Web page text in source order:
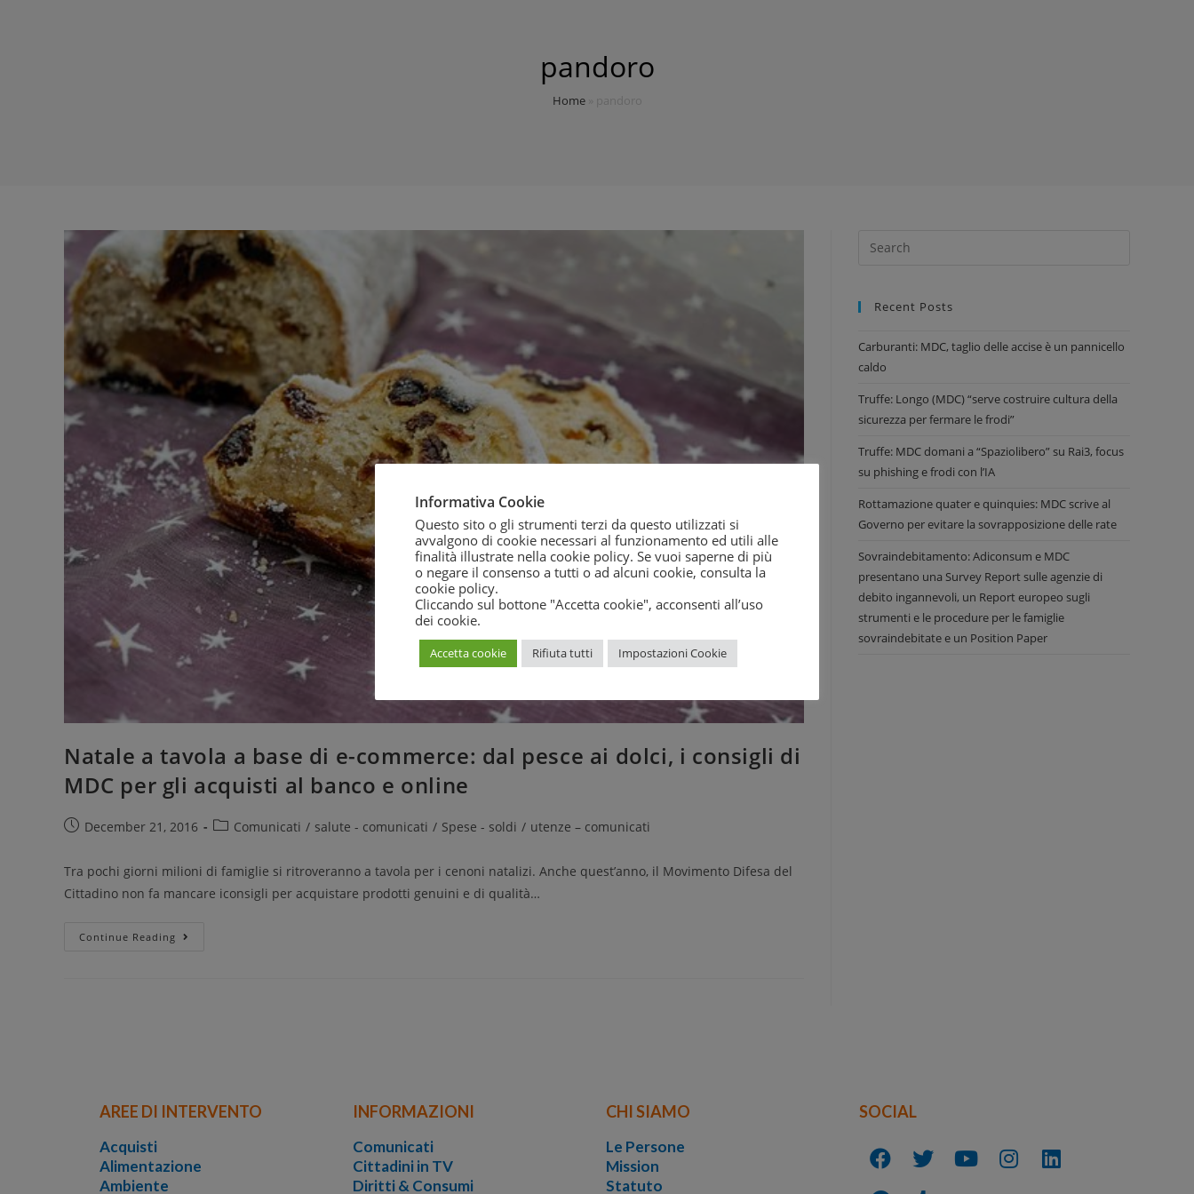
pandoro
Home» pandoro
Natale a tavola a base di e-commerce: dal pesce ai dolci, i consigli di
MDC per gli acquisti al banco e online
December 21, 2016 Comunicati / salute - comunicati / Spese - soldi / utenze – comunicati
Tra pochi giorni milioni di famiglie si ritroveranno a tavola per i cenoni natalizi. Anche quest’anno, il Movimento Difesa del
Cittadino non fa mancare iconsigli per acquistare prodotti genuini e di qualità…
Continue Reading
Recent Posts
Carburanti: MDC, taglio delle accise è un pannicello
caldo
Truffe: Longo (MDC) “serve costruire cultura della
sicurezza per fermare le frodi”
Truffe: MDC domani a “Spaziolibero” su Rai3, focus
su phishing e frodi con l’IA
Rottamazione quater e quinquies: MDC scrive al
Governo per evitare la sovrapposizione delle rate
Sovraindebitamento: Adiconsum e MDC
presentano una Survey Report sulle agenzie di
debito ingannevoli, un Report europeo sugli
strumenti e le procedure per le famiglie
sovraindebitate e un Position Paper
AREE DI INTERVENTO
Acquisti
Alimentazione
Ambiente
INFORMAZIONI
Comunicati
Cittadini in TV
Diritti & Consumi
CHI SIAMO
Le Persone
Mission
Statuto
SOCIAL
Informativa Cookie
Questo sito o gli strumenti terzi da questo utilizzati si
avvalgono di cookie necessari al funzionamento ed utili alle
finalità illustrate nella cookie policy. Se vuoi saperne di più
o negare il consenso a tutti o ad alcuni cookie, consulta la
cookie policy.
Cliccando sul bottone "Accetta cookie", acconsenti all’uso
dei cookie.
Accetta cookie Rifiuta tutti Impostazioni Cookie